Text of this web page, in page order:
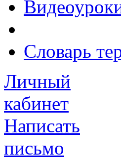
Словарь
Личный
кабинет
Написать
письмо